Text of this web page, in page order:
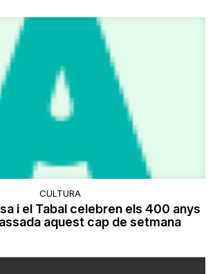
CULTURA
i el Tabal celebren els 400 anys
aquest cap de setmana